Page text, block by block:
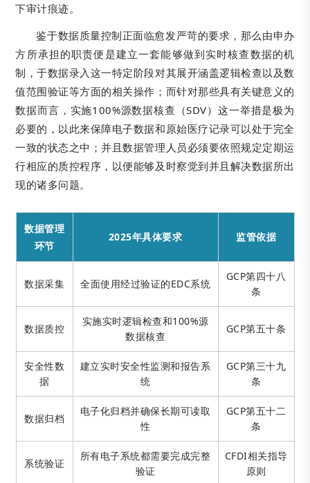
下审计痕迹。
鉴于数据质量控制正面临愈发严苛的要求，那么由申办
方所承担的职责便是建立一套能够做到实时核查数据的机
制，于数据录入这一特定阶段对其展开涵盖逻辑检查以及数
值范围验证等方面的相关操作；而针对那些具有关键意义的
数据而言，实施100%源数据核查（SDV）这一举措是极为
必要的，以此来保障电子数据和原始医疗记录可以处于完全
一致的状态之中；并且数据管理人员必须要依照规定定期运
行相应的质控程序，以便能够及时察觉到并且解决数据所出
现的诸多问题。
数据管理
环节
2025年具体要求 监管依据
数据采集 全面使用经过验证的EDC系统
GCP第四十八
条
数据质控
实施实时逻辑检查和100%源
数据核查
GCP第五十条
安全性数
据
建立实时安全性监测和报告系
统
GCP第三十九
条
数据归档
电子化归档并确保长期可读取
性
GCP第五十二
条
系统验证
所有电子系统都需要完成完整
验证
CFDI相关指导
原则